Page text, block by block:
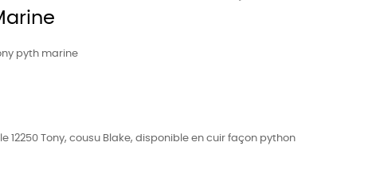
pyth marine
12250 Tony, cousu Blake, disponible en cuir façon python